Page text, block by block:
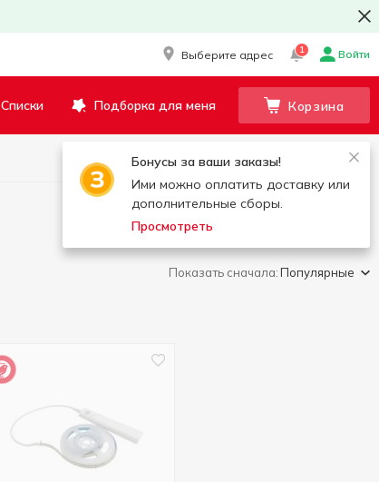
Выберите адрес 1 Войти
Списки Подборка для меня Корзина
Бонусы за ваши заказы!
Ими можно оплатить доставку или
дополнительные сборы.
Просмотреть
Показать сначала:Популярные